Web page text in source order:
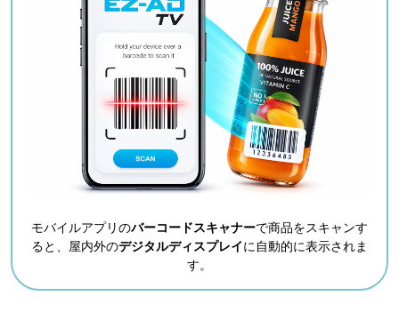
モバイルアプリのバーコードスキャナーで商品をスキャンす
ると、屋内外のデジタルディスプレイに自動的に表示されま
す。